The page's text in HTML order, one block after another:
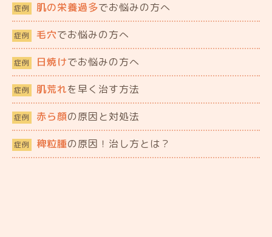
症例 肌の栄養過多でお悩みの方へ
症例 毛穴でお悩みの方へ
症例 日焼けでお悩みの方へ
症例 肌荒れを早く治す方法
症例 赤ら顔の原因と対処法
症例 稗粒腫の原因！治し方とは？